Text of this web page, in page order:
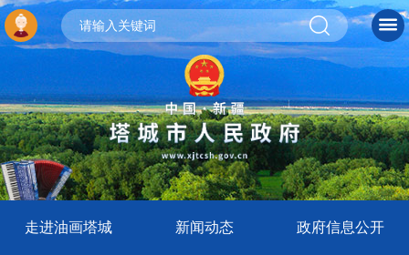
走进油画塔城 新闻动态 政府信息公开